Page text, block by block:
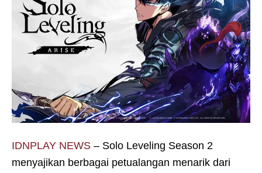
IDNPLAY NEWS – Solo Leveling Season 2
menyajikan berbagai petualangan menarik dari